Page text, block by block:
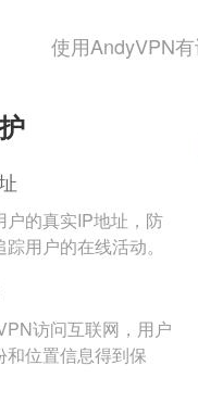
使用AndyVPN
户的真实IP地址，防
用户的在线活动。
访问互联网，用户
和位置信息得到保